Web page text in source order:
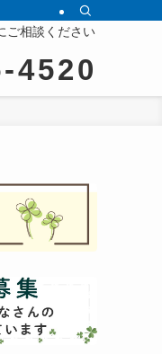
ご相談ください
4520